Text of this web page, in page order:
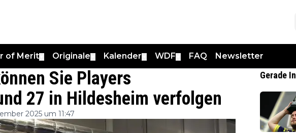
of Merit Originale Kalender WDF FAQ Newsletter
Sie Players
27 in Hildesheim verfolgen
2025 um 11:47
Gerade In